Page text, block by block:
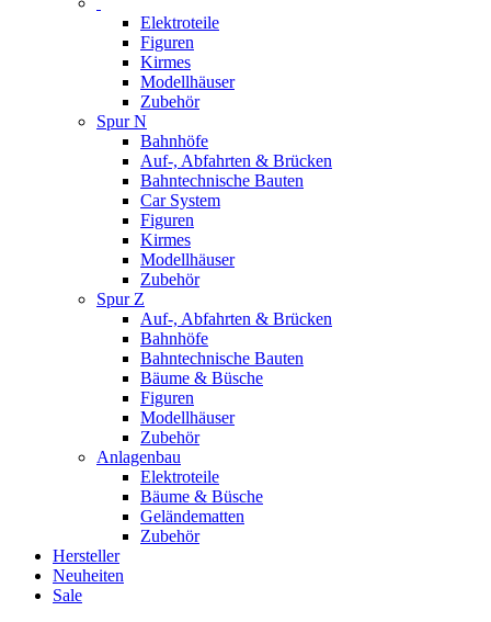
Elektroteile
Figuren
Kirmes
Modellhäuser
Zubehör
Spur N
Bahnhöfe
Auf-, Abfahrten & Brücken
Bahntechnische Bauten
Car System
Figuren
Kirmes
Modellhäuser
Zubehör
Spur Z
Auf-, Abfahrten & Brücken
Bahnhöfe
Bahntechnische Bauten
Bäume & Büsche
Figuren
Modellhäuser
Zubehör
Anlagenbau
Elektroteile
Bäume & Büsche
Geländematten
Zubehör
Hersteller
Neuheiten
Sale